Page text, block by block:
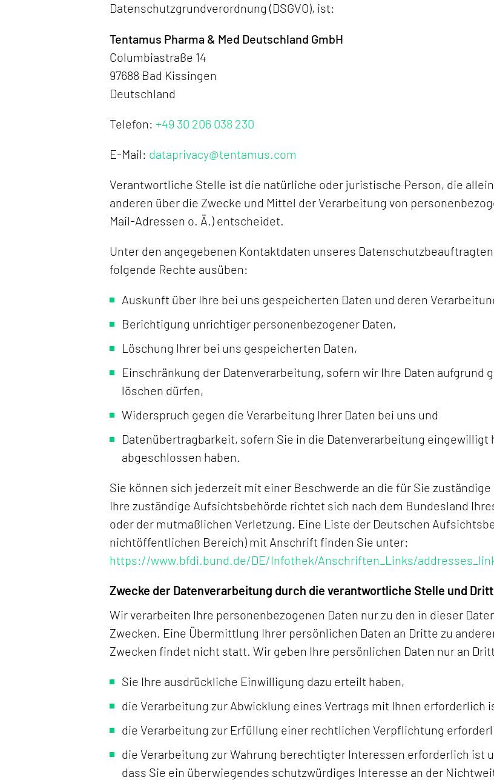
Datenschutzgrundverordnung (DSGVO), ist:
Tentamus Pharma & Med Deutschland GmbH
Columbiastraße 14
97688 Bad Kissingen
Deutschland
Telefon:+49 30 206 038 230
E-Mail: dataprivacy@tentamus.com
Verantwortliche Stelle ist die natürliche oder juristische Person, die
anderen über die Zwecke und Mittel der Verarbeitung von
Mail-Adressen o. Ä.) entscheidet.
Unter den angegebenen Kontaktdaten unseres
folgende Rechte ausüben:
Auskunft über Ihre bei uns gespeicherten Daten und deren
Berichtigung unrichtiger personenbezogener Daten,
Löschung Ihrer bei uns gespeicherten Daten,
Einschränkung der Datenverarbeitung, sofern wir Ihre Daten
löschen dürfen,
Widerspruch gegen die Verarbeitung Ihrer Daten bei uns und
Datenübertragbarkeit, sofern Sie in die Datenverarbeitung eingewilligt
abgeschlossen haben.
Sie können sich jederzeit mit einer Beschwerde an die für Sie
Ihre zuständige Aufsichtsbehörde richtet sich nach dem Bundesland
oder der mutmaßlichen Verletzung. Eine Liste der Deutschen
nichtöffentlichen Bereich) mit Anschrift finden Sie unter:
https://www.bfdi.bund.de/DE/Infothek/Anschriften_Links/
Zwecke der Datenverarbeitung durch die verantwortliche Stelle und
Wir verarbeiten Ihre personenbezogenen Daten nur zu den in dieser
Zwecken. Eine Übermittlung Ihrer persönlichen Daten an Dritte zu
Zwecken findet nicht statt. Wir geben Ihre persönlichen Daten nur an
Sie Ihre ausdrückliche Einwilligung dazu erteilt haben,
die Verarbeitung zur Abwicklung eines Vertrags mit Ihnen erforderlich
die Verarbeitung zur Erfüllung einer rechtlichen Verpflichtung
die Verarbeitung zur Wahrung berechtigter Interessen erforderlich ist
dass Sie ein überwiegendes schutzwürdiges Interesse an der